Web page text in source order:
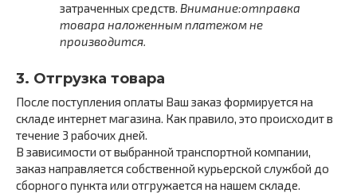
затраченных средств. Внимание:отправка
товара наложенным платежом не
производится.
3. Отгрузка товара
После поступления оплаты Ваш заказ формируется на
складе интернет магазина. Как правило, это происходит в
течение 3 рабочих дней.
В зависимости от выбранной транспортной компании,
заказ направляется собственной курьерской службой до
сборного пункта или отгружается на нашем складе.